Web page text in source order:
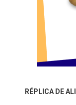
RÉPLICA DE